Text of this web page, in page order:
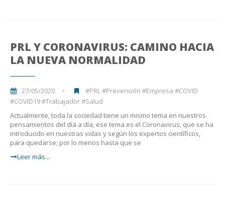
PRL Y CORONAVIRUS: CAMINO HACIA
LA NUEVA NORMALIDAD
27/05/2020
#PRL #Prevención #Empresa #COVID
#COVID19 #Trabajador #Salud
Actualmente, toda la sociedad tiene un mismo tema en nuestros
pensamientos del día a día, ese tema es el Coronavirus, que se ha
introducido en nuestras vidas y según los expertos científicos,
para quedarse; por lo menos hasta que se
Leer más...